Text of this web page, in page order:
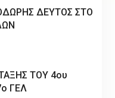
ΔΕΥΤΟΣ ΣΤΟ
ΤΟΥ 4ου
ΓΕΛ